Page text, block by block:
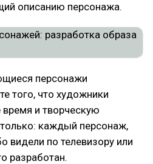
описанию персонажа.
персонажи
того, что художники
и творческую
каждый персонаж,
видели по телевизору или
разработан.